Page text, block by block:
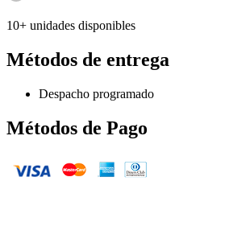
10+ unidades disponibles
Métodos de entrega
Despacho programado
Métodos de Pago